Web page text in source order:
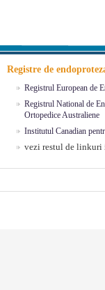
Registre de
Registrul European de
Registrul National de
Ortopedice Australiene
Institutul Canadian
vezi restul de linkuri